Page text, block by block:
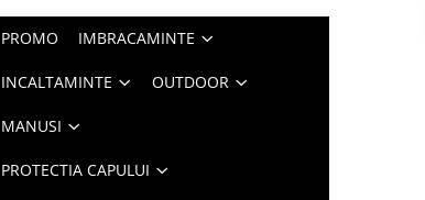
PROMO IMBRACAMINTE
INCALTAMINTE OUTDOOR
MANUSI
PROTECTIA CAPULUI